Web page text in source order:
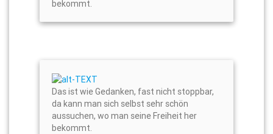
bekommt.
Das ist wie Gedanken, fast nicht stoppbar,
da kann man sich selbst sehr schön
aussuchen, wo man seine Freiheit her
bekommt.